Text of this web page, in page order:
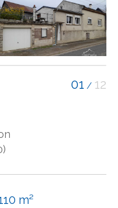
01 / 12
m²
PISCINE